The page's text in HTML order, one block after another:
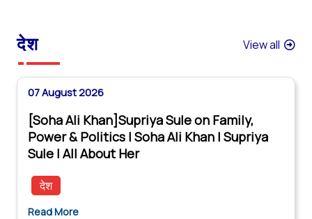
देश View all
07 August 2026
[Soha Ali Khan]Supriya Sule on Family,
Power & Politics | Soha Ali Khan | Supriya
Sule | All About Her
देश
Read More